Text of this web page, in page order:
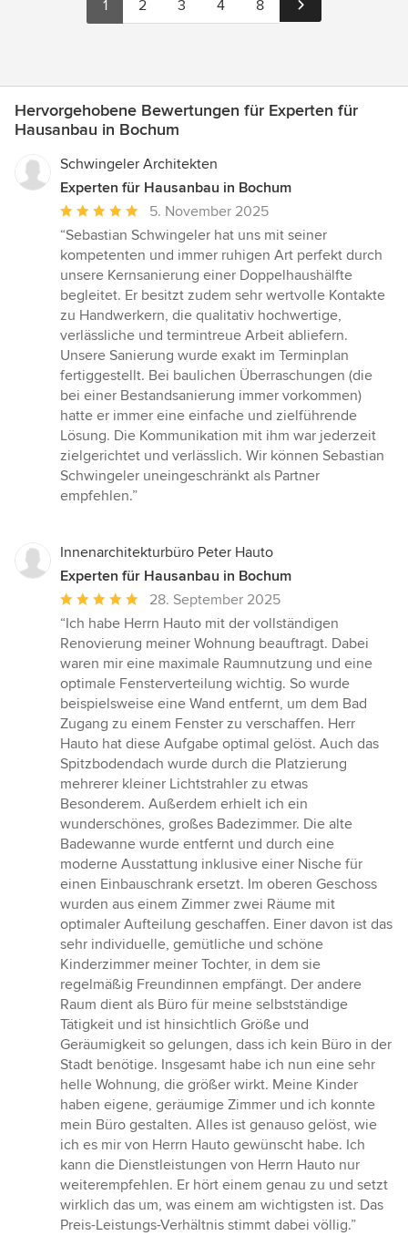
1 2 3 4 8
Hervorgehobene Bewertungen für Experten für
Hausanbau in Bochum
Schwingeler Architekten
Experten für Hausanbau in Bochum
Durchschnittliche
Bewertung:
5
von
5
Sternen
5. November 2025
“Sebastian Schwingeler hat uns mit seiner
kompetenten und immer ruhigen Art perfekt durch
unsere Kernsanierung einer Doppelhaushälfte
begleitet. Er besitzt zudem sehr wertvolle Kontakte
zu Handwerkern, die qualitativ hochwertige,
verlässliche und termintreue Arbeit abliefern.
Unsere Sanierung wurde exakt im Terminplan
fertiggestellt. Bei baulichen Überraschungen (die
bei einer Bestandsanierung immer vorkommen)
hatte er immer eine einfache und zielführende
Lösung. Die Kommunikation mit ihm war jederzeit
zielgerichtet und verlässlich. Wir können Sebastian
Schwingeler uneingeschränkt als Partner
empfehlen.”
Innenarchitekturbüro Peter Hauto
Experten für Hausanbau in Bochum
Durchschnittliche
Bewertung:
5
von
5
Sternen
28. September 2025
“Ich habe Herrn Hauto mit der vollständigen
Renovierung meiner Wohnung beauftragt. Dabei
waren mir eine maximale Raumnutzung und eine
optimale Fensterverteilung wichtig. So wurde
beispielsweise eine Wand entfernt, um dem Bad
Zugang zu einem Fenster zu verschaffen. Herr
Hauto hat diese Aufgabe optimal gelöst. Auch das
Spitzbodendach wurde durch die Platzierung
mehrerer kleiner Lichtstrahler zu etwas
Besonderem. Außerdem erhielt ich ein
wunderschönes, großes Badezimmer. Die alte
Badewanne wurde entfernt und durch eine
moderne Ausstattung inklusive einer Nische für
einen Einbauschrank ersetzt. Im oberen Geschoss
wurden aus einem Zimmer zwei Räume mit
optimaler Aufteilung geschaffen. Einer davon ist das
sehr individuelle, gemütliche und schöne
Kinderzimmer meiner Tochter, in dem sie
regelmäßig Freundinnen empfängt. Der andere
Raum dient als Büro für meine selbstständige
Tätigkeit und ist hinsichtlich Größe und
Geräumigkeit so gelungen, dass ich kein Büro in der
Stadt benötige. Insgesamt habe ich nun eine sehr
helle Wohnung, die größer wirkt. Meine Kinder
haben eigene, geräumige Zimmer und ich konnte
mein Büro gestalten. Alles ist genauso gelöst, wie
ich es mir von Herrn Hauto gewünscht habe. Ich
kann die Dienstleistungen von Herrn Hauto nur
weiterempfehlen. Er hört einem genau zu und setzt
wirklich das um, was einem am wichtigsten ist. Das
Preis-Leistungs-Verhältnis stimmt dabei völlig.”